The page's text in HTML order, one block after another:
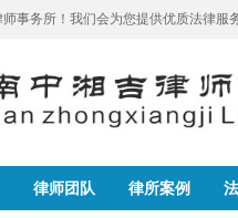
事务所！我们会为您提供优质法律服
律师团队 律所案例